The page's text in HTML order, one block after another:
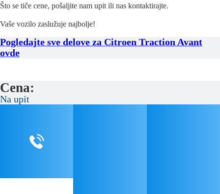
Što se tiče cene, pošaljite nam upit ili nas kontaktirajte.
Vaše vozilo zaslužuje najbolje!
Pogledajte sve delove za Citroen Traction Avant
ovde
Cena:
Na upit